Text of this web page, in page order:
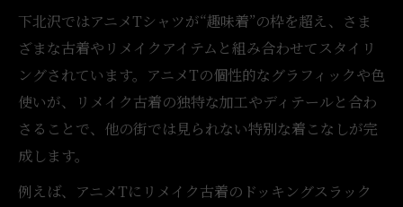
下北沢ではアニメTシャツが“趣味着”の枠を超え、さま
ざまな古着やリメイクアイテムと組み合わせてスタイリ
ングされています。アニメTの個性的なグラフィックや色
使いが、リメイク古着の独特な加工やディテールと合わ
さることで、他の街では見られない特別な着こなしが完
成します。
例えば、アニメTにリメイク古着のドッキングスラック